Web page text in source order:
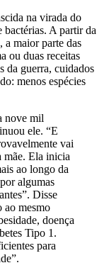
na virada do
bactérias. A partir da
a maior parte das
ou duas receitas
da guerra, cuidados
menos espécies
nove mil
ele. “E
vai
mãe. Ela inicia
ao longo da
algumas
Disse
ao mesmo
doença
Tipo 1.
para